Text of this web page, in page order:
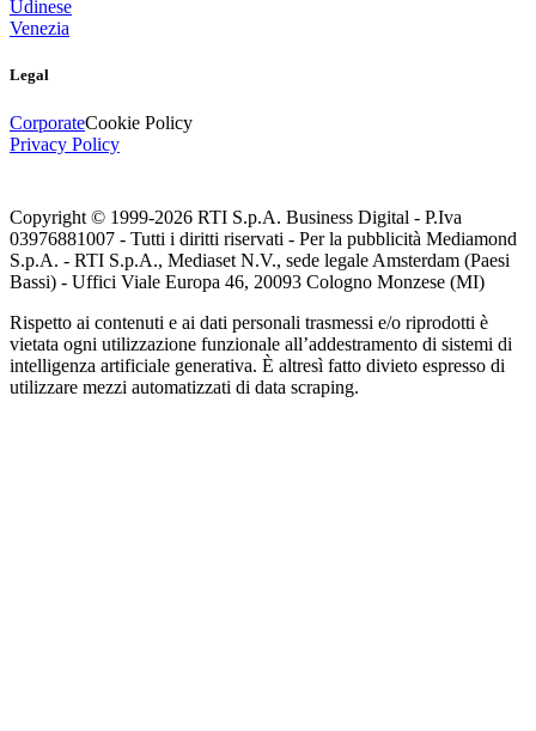
Udinese
Venezia
Legal
CorporateCookie Policy
Privacy Policy
Copyright © 1999-2026 RTI S.p.A. Business Digital - P.Iva
03976881007 - Tutti i diritti riservati - Per la pubblicità Mediamond
S.p.A. - RTI S.p.A., Mediaset N.V., sede legale Amsterdam (Paesi
Bassi) - Uffici Viale Europa 46, 20093 Cologno Monzese (MI)
Rispetto ai contenuti e ai dati personali trasmessi e/o riprodotti è
vietata ogni utilizzazione funzionale all’addestramento di sistemi di
intelligenza artificiale generativa. È altresì fatto divieto espresso di
utilizzare mezzi automatizzati di data scraping.